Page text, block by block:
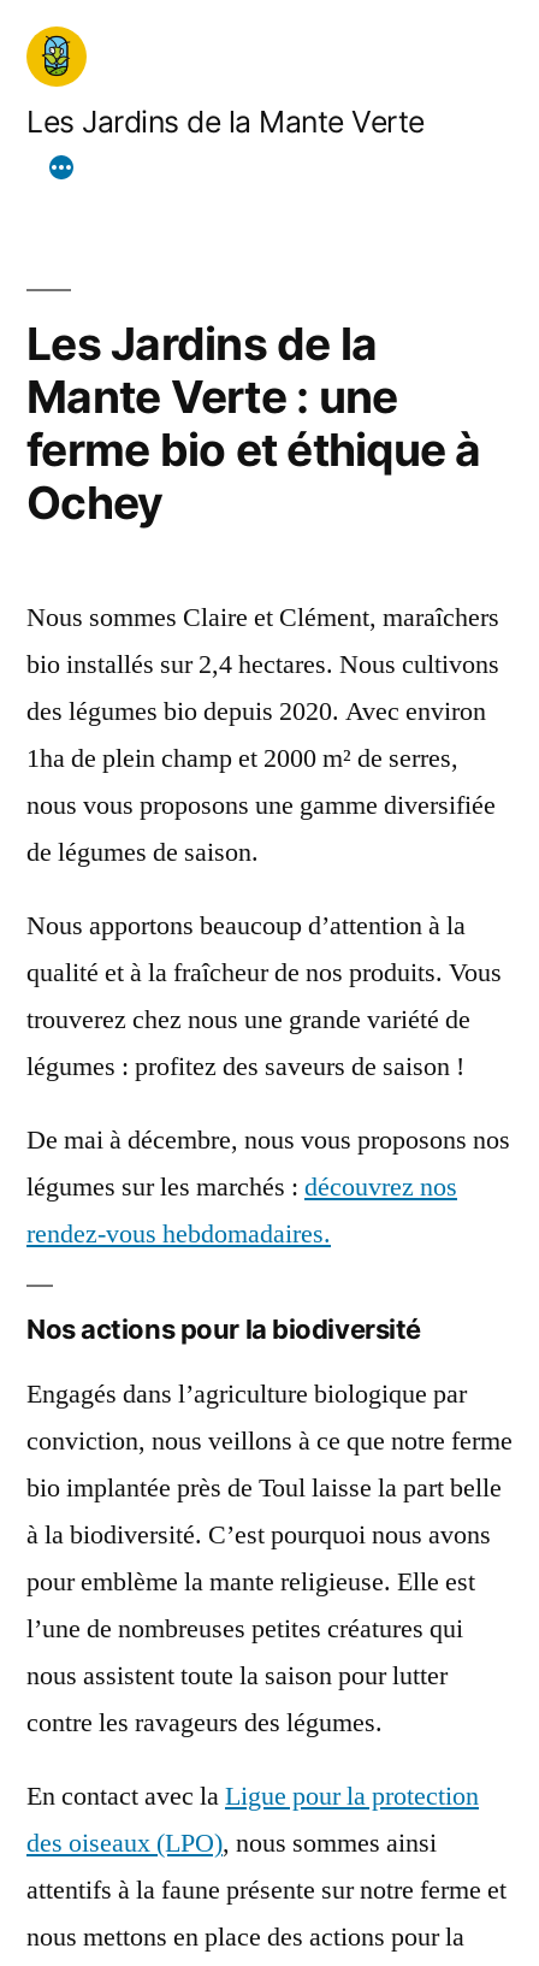
Aller
contenu
Les Jardins de la Mante Verte
Les Jardins de la
Mante Verte : une
ferme bio et éthique à
Ochey
Nous sommes Claire et Clément, maraîchers
bio installés sur 2,4 hectares. Nous cultivons
des légumes bio depuis 2020. Avec environ
1ha de plein champ et 2000 m² de serres,
nous vous proposons une gamme diversifiée
de légumes de saison.
Nous apportons beaucoup d’attention à la
qualité et à la fraîcheur de nos produits. Vous
trouverez chez nous une grande variété de
légumes : profitez des saveurs de saison !
De mai à décembre, nous vous proposons nos
légumes sur les marchés : découvrez nos
rendez-vous hebdomadaires.
Nos actions pour la biodiversité
Engagés dans l’agriculture biologique par
conviction, nous veillons à ce que notre ferme
bio implantée près de Toul laisse la part belle
à la biodiversité. C’est pourquoi nous avons
pour emblème la mante religieuse. Elle est
l’une de nombreuses petites créatures qui
nous assistent toute la saison pour lutter
contre les ravageurs des légumes.
En contact avec laLigue pour la protection
des oiseaux (LPO), nous sommes ainsi
attentifs à la faune présente sur notre ferme et
nous mettons en place des actions pour la